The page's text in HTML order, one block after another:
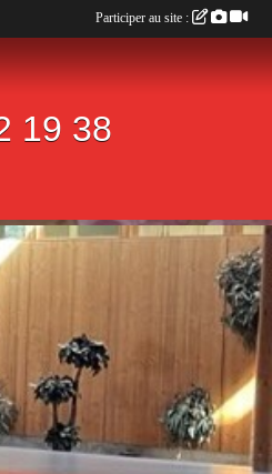
19 38
Participer au site :